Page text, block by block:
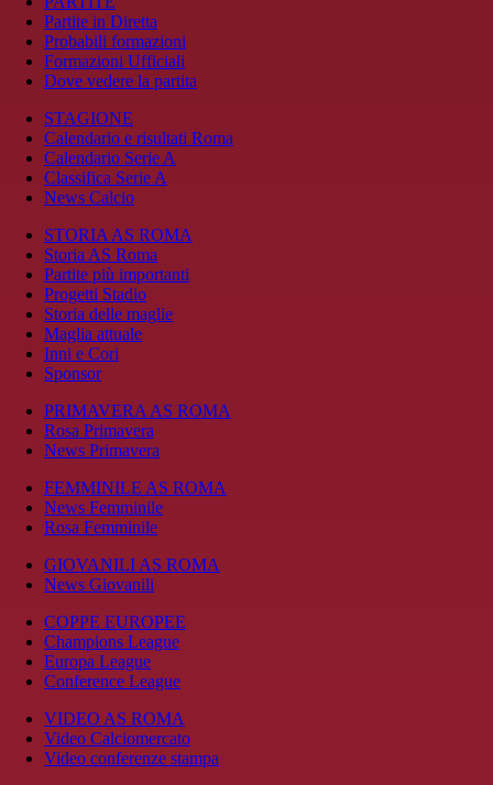
Partite in Diretta
Probabili formazioni
Formazioni Ufficiali
Dove vedere la partita
STAGIONE
Calendario e risultati Roma
Calendario Serie A
Classifica Serie A
News Calcio
STORIA AS ROMA
Storia AS Roma
Partite più importanti
Progetti Stadio
Storia delle maglie
Maglia attuale
Inni e Cori
Sponsor
PRIMAVERA AS ROMA
Rosa Primavera
News Primavera
FEMMINILE AS ROMA
News Femminile
Rosa Femminile
GIOVANILI AS ROMA
News Giovanili
COPPE EUROPEE
Champions League
Europa League
Conference League
VIDEO AS ROMA
Video Calciomercato
Video conferenze stampa